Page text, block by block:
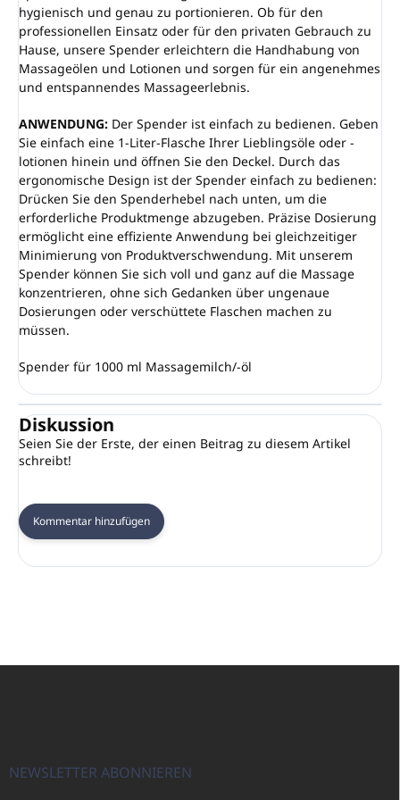
hygienisch und genau zu portionieren. Ob für den
professionellen Einsatz oder für den privaten Gebrauch zu
Hause, unsere Spender erleichtern die Handhabung von
Massageölen und Lotionen und sorgen für ein angenehmes
und entspannendes Massageerlebnis.
ANWENDUNG: Der Spender ist einfach zu bedienen. Geben
Sie einfach eine 1-Liter-Flasche Ihrer Lieblingsöle oder -
lotionen hinein und öffnen Sie den Deckel. Durch das
ergonomische Design ist der Spender einfach zu bedienen:
Drücken Sie den Spenderhebel nach unten, um die
erforderliche Produktmenge abzugeben. Präzise Dosierung
ermöglicht eine effiziente Anwendung bei gleichzeitiger
Minimierung von Produktverschwendung. Mit unserem
Spender können Sie sich voll und ganz auf die Massage
konzentrieren, ohne sich Gedanken über ungenaue
Dosierungen oder verschüttete Flaschen machen zu
müssen.
Spender für 1000 ml Massagemilch/-öl
Diskussion
Seien Sie der Erste, der einen Beitrag zu diesem Artikel
schreibt!
Kommentar hinzufügen
F
NEWSLETTER ABONNIEREN